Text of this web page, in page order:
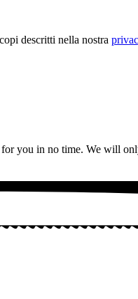
descritti nella nostra
you in no time. We will